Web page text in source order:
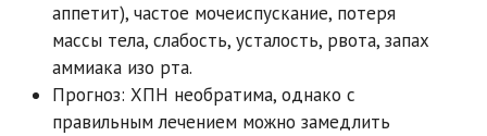
аппетит), частое мочеиспускание, потеря
массы тела, слабость, усталость, рвота, запах
аммиака изо рта.
Прогноз: ХПН необратима, однако с
правильным лечением можно замедлить